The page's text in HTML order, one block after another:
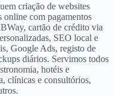
criação de websites
com pagamentos
cartão de crédito via
SEO local e
Google Ads, registo de
diários. Servimos todos
hotéis e
clínicas e consultórios,